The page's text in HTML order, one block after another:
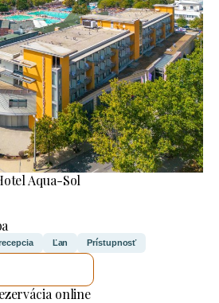
Aqua-Sol
Ľan Prístupnosť
online